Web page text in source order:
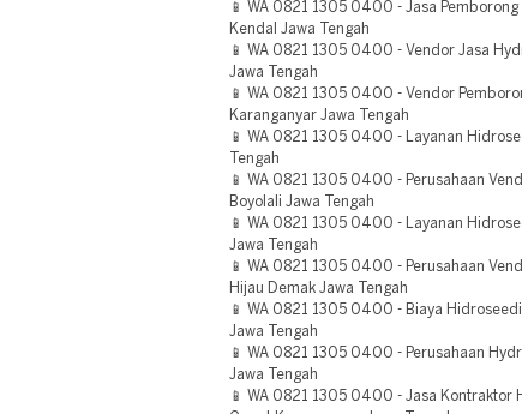
📱 WA 0821 1305 0400 - Jasa
Kendal Jawa Tengah
📱 WA 0821 1305 0400 - Vendor Jasa
Jawa Tengah
📱 WA 0821 1305 0400 - Vendor
Karanganyar Jawa Tengah
📱 WA 0821 1305 0400 - Layanan
Tengah
📱 WA 0821 1305 0400 - Perusahaan
Boyolali Jawa Tengah
📱 WA 0821 1305 0400 - Layanan
Jawa Tengah
📱 WA 0821 1305 0400 - Perusahaan
Hijau Demak Jawa Tengah
📱 WA 0821 1305 0400 - Biaya
Jawa Tengah
📱 WA 0821 1305 0400 - Perusahaan
Jawa Tengah
📱 WA 0821 1305 0400 - Jasa Kontraktor